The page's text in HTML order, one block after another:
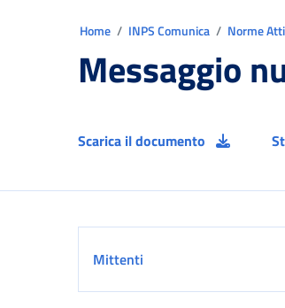
Home INPS Comunica Norme
Messaggio
Scarica il documento
Mittenti